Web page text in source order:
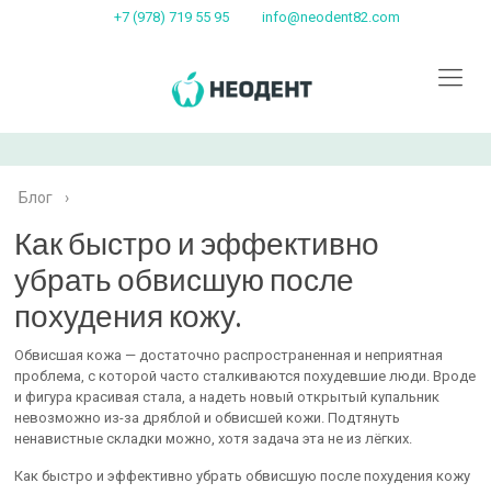
+7 (978) 719 55 95 info@neodent82.com
Блог ›
Как быстро и эффективно
убрать обвисшую после
похудения кожу.
Обвисшая кожа — достаточно распространенная и неприятная
проблема, с которой часто сталкиваются похудевшие люди. Вроде
и фигура красивая стала, а надеть новый открытый купальник
невозможно из-за дряблой и обвисшей кожи. Подтянуть
ненавистные складки можно, хотя задача эта не из лёгких.
Как быстро и эффективно убрать обвисшую после похудения кожу